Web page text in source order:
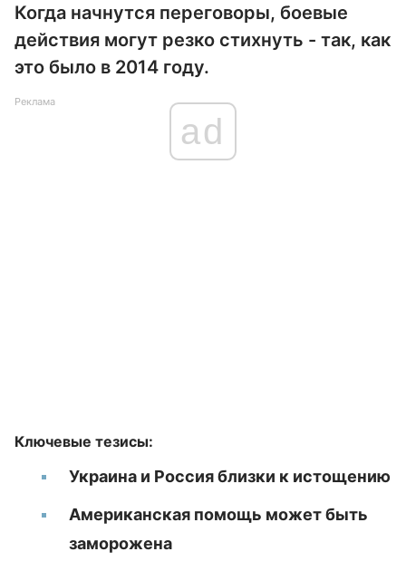
Когда начнутся переговоры, боевые
действия могут резко стихнуть - так, как
это было в 2014 году.
Реклама
ad
Ключевые тезисы:
Украина и Россия близки к истощению
Американская помощь может быть
заморожена